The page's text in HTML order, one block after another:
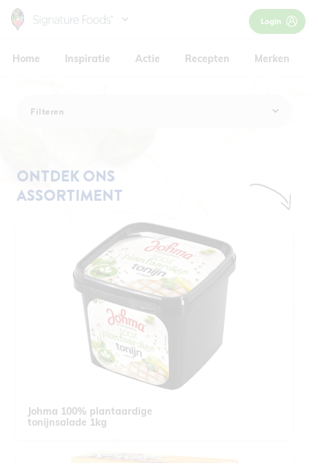
Skip
main
Login
Home Inspiratie Actie Recepten Merken
Filteren
ONTDEK ONS
ASSORTIMENT
Johma 100% plantaardige
tonijnsalade 1kg